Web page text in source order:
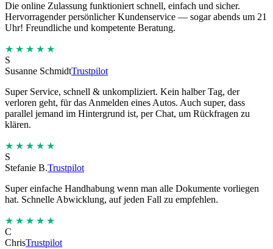
Die online Zulassung funktioniert schnell, einfach und sicher.
Hervorragender persönlicher Kundenservice — sogar abends um 21
Uhr! Freundliche und kompetente Beratung.
★★★★★
S
Susanne SchmidtTrustpilot
Super Service, schnell & unkompliziert. Kein halber Tag, der
verloren geht, für das Anmelden eines Autos. Auch super, dass
parallel jemand im Hintergrund ist, per Chat, um Rückfragen zu
klären.
★★★★★
S
Stefanie B.Trustpilot
Super einfache Handhabung wenn man alle Dokumente vorliegen
hat. Schnelle Abwicklung, auf jeden Fall zu empfehlen.
★★★★★
C
ChrisTrustpilot